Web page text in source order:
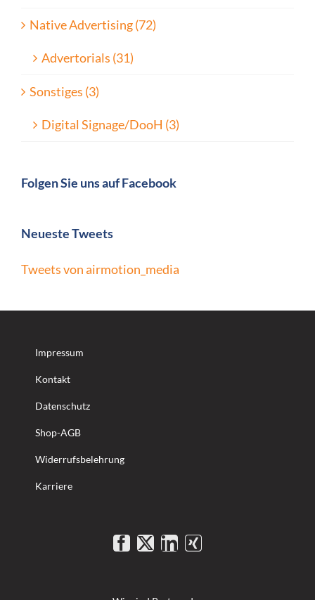
Native Advertising (72)
Advertorials (31)
Sonstiges (3)
Digital Signage/DooH (3)
Folgen Sie uns auf Facebook
Neueste Tweets
Tweets von airmotion_media
Impressum
Kontakt
Datenschutz
Shop-AGB
Widerrufsbelehrung
Karriere